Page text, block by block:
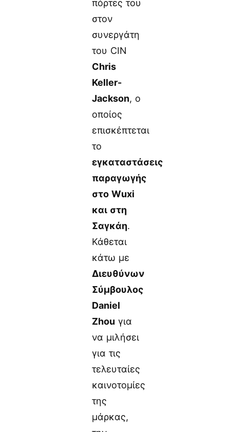
πόρτες του
στον
συνεργάτη
του CIN
Chris
Keller-
Jackson, ο
οποίος
επισκέπτεται
το
εγκαταστάσεις
παραγωγής
στο Wuxi
και στη
Σαγκάη.
Κάθεται
κάτω με
Διευθύνων
Σύμβουλος
Daniel
Zhou για
να μιλήσει
για τις
τελευταίες
καινοτομίες
της
μάρκας,